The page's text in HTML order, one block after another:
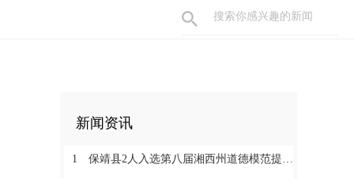
新闻资讯
1 保靖县2人入选第八届湘西州道德模范提名奖